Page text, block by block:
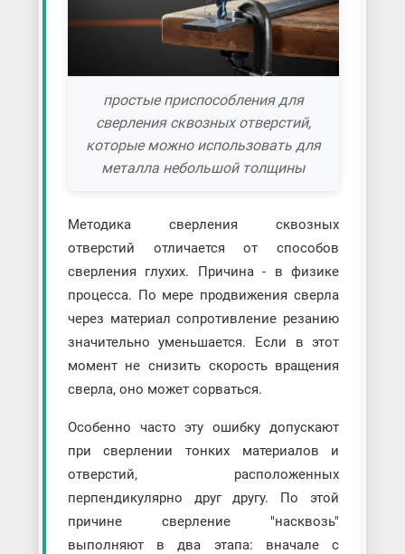
простые приспособления для
сверления сквозных отверстий,
которые можно использовать для
металла небольшой толщины
Методика сверления сквозных
отверстий отличается от способов
сверления глухих. Причина - в физике
процесса. По мере продвижения сверла
через материал сопротивление резанию
значительно уменьшается. Если в этот
момент не снизить скорость вращения
сверла, оно может сорваться.
Особенно часто эту ошибку допускают
при сверлении тонких материалов и
отверстий, расположенных
перпендикулярно друг другу. По этой
причине сверление "насквозь"
выполняют в два этапа: вначале с